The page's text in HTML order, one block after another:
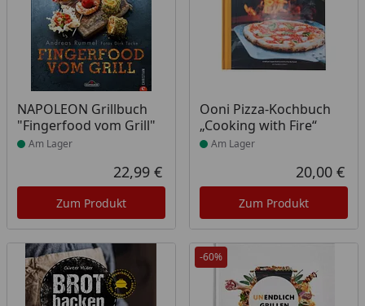
NAPOLEON Grillbuch
"Fingerfood vom Grill"
Produkt am Lager
Am Lager
Aktueller Preis
22,99 €
Zum Produkt
Ooni Pizza-Kochbuch
„Cooking with Fire“
Produkt am Lager
Am Lager
20,00 €
Zum Produkt
-60%